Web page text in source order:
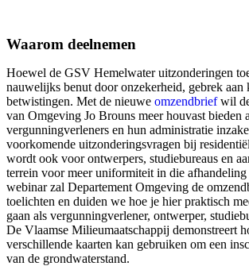
Waarom deelnemen
Hoewel de GSV Hemelwater uitzonderingen
nauwelijks benut door onzekerheid, gebrek aan
betwistingen. Met de nieuwe omzendbriefwil
van Omgeving Jo Brouns meer houvast bieden
vergunningverleners en hun administratie
voorkomende uitzonderingsvragen bij
wordt ook voor ontwerpers, studiebureaus en
terrein voor meer uniformiteit in die
webinar zal Departement Omgeving de
toelichten en duiden we hoe je hier praktisch
gaan als vergunningverlener, ontwerper,
De Vlaamse Milieumaatschappij demonstreert
verschillende kaarten kan gebruiken om een
van de grondwaterstand.